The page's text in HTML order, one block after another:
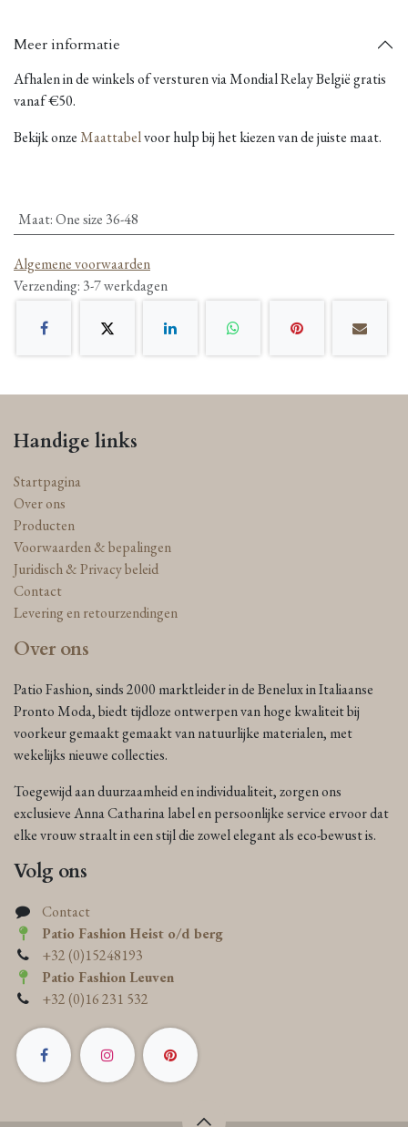
Meer informatie
Afhalen in de winkels of versturen via Mondial Relay België gratis
vanaf €50.
Bekijk onzeMaattabelvoor hulp bij het kiezen van de juiste maat.
Maat:One size 36-48
Algemene voorwaarden
Verzending: 3-7 werkdagen
Handige links
Startpagina
Over ons
Producten
Voorwaarden & bepalingen
Juridisch & Privacy beleid
Contact
Levering en retourzendingen
Over ons
Patio Fashion, sinds 2000 marktleider in de Benelux in Italiaanse
Pronto Moda, biedt tijdloze ontwerpen van hoge kwaliteit bij
voorkeur gemaakt gemaakt van natuurlijke materialen, met
wekelijks nieuwe collecties.
Toegewijd aan duurzaamheid en individualiteit, zorgen ons
exclusieve Anna Catharina label en persoonlijke service ervoor dat
elke vrouw straalt in een stijl die zowel elegant als eco-bewust is.
Volg ons
Contact
Patio Fashion Heist o/d berg
+32 (0)15248193
Patio Fashion Leuven
+32 (0)16 231 532